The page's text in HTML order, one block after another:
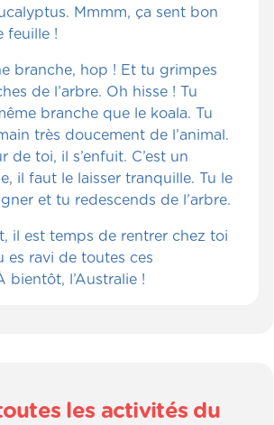
Mmmm, ça sent bon
feuille !
branche, hop ! Et tu grimpes
de l’arbre. Oh hisse ! Tu
branche que le koala. Tu
très doucement de l’animal.
de toi, il s’enfuit. C’est un
il faut le laisser tranquille. Tu le
et tu redescends de l’arbre.
il est temps de rentrer chez toi
es ravi de toutes ces
bientôt, l’Australie !
les activités du